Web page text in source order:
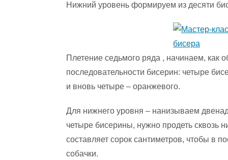
Нижний уровень формируем из десяти
Плетение седьмого ряда , начинаем, как
последовательности бисерин: четыре
и вновь четыре – оранжевого.
Для нижнего уровня – нанизываем
четыре бисерины, нужно продеть сквозь
составляет сорок сантиметров, чтобы в
собачки.